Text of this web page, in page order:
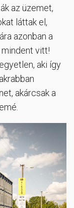
az üzemet,
láttak el,
azonban a
vitt!
aki így
akárcsak a